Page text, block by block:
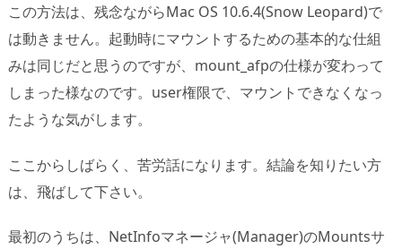
この方法は、残念ながらMac OS 10.6.4(Snow Leopard)で
は動きません。起動時にマウントするための基本的な仕組
みは同じだと思うのですが、mount_afpの仕様が変わって
しまった様なのです。user権限で、マウントできなくなっ
たような気がします。
ここからしばらく、苦労話になります。結論を知りたい方
は、飛ばして下さい。
最初のうちは、NetInfoマネージャ(Manager)のMountsサ